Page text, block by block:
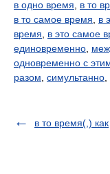
в одно время
в то
в то самое время
в
время
в это самое
единовременно
одновременно с
разом симультанно
в то время(,) как